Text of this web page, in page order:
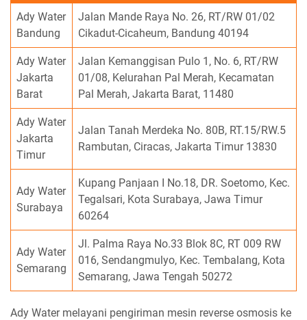
Ady Water
Bandung
Jalan Mande Raya No. 26, RT/RW 01/02
Cikadut-Cicaheum, Bandung 40194
Ady Water
Jakarta
Barat
Jalan Kemanggisan Pulo 1, No. 6, RT/RW
01/08, Kelurahan Pal Merah, Kecamatan
Pal Merah, Jakarta Barat, 11480
Ady Water
Jakarta
Timur
Jalan Tanah Merdeka No. 80B, RT.15/RW.5
Rambutan, Ciracas, Jakarta Timur 13830
Ady Water
Surabaya
Kupang Panjaan I No.18, DR. Soetomo, Kec.
Tegalsari, Kota Surabaya, Jawa Timur
60264
Ady Water
Semarang
Jl. Palma Raya No.33 Blok 8C, RT 009 RW
016, Sendangmulyo, Kec. Tembalang, Kota
Semarang, Jawa Tengah 50272
Ady Water melayani pengiriman mesin reverse osmosis ke